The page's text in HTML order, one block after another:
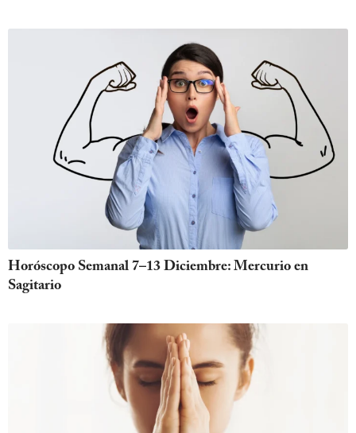
Horóscopo Semanal 7–13 Diciembre: Mercurio en
Sagitario